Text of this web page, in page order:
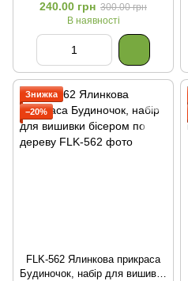
240.00 грн 300.00 грн
В наявності
Знижка
−20%
FLK-562 Ялинкова прикраса
Будиночок, набір для вишивки